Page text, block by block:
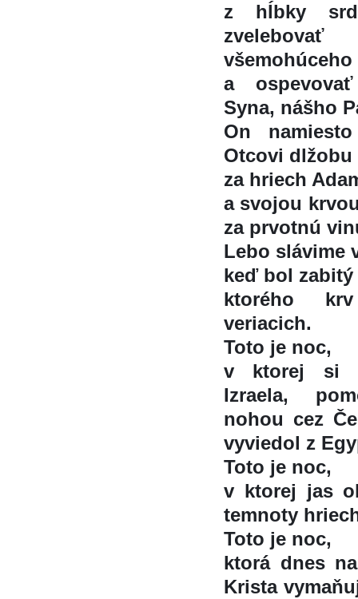
z hĺbky
všemohúceho
a
Syna, nášho
On
Otcovi dlžobu
za hriech
a svojou
za prvotnú
Lebo slávime
keď bol zabitý
ktorého
veriacich.
Toto je noc,
v ktorej si
Izraela,
nohou cez
vyviedol z
Toto je noc,
v ktorej jas
temnoty
Toto je noc,
ktorá dnes
Krista